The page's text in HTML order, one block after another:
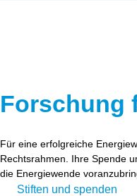
Forschung
Für eine erfolgreiche
Rechtsrahmen. Ihre Spende
die Energiewende
Stiften und spenden